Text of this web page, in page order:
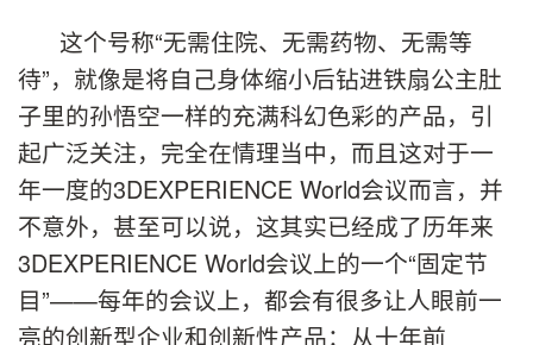
这个号称“无需住院、无需药物、无需等
待”，就像是将自己身体缩小后钻进铁扇公主肚
子里的孙悟空一样的充满科幻色彩的产品，引
起广泛关注，完全在情理当中，而且这对于一
年一度的3DEXPERIENCE World会议而言，并
不意外，甚至可以说，这其实已经成了历年来
3DEXPERIENCE World会议上的一个“固定节
目”——每年的会议上，都会有很多让人眼前一
亮的创新型企业和创新性产品：从十年前